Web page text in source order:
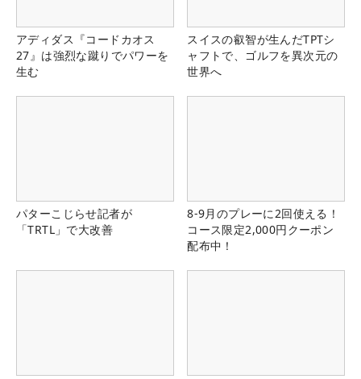
アディダス『コードカオス
27』は強烈な蹴りでパワーを
生む
スイスの叡智が生んだTPTシ
ャフトで、ゴルフを異次元の
世界へ
パターこじらせ記者が
「TRTL」で大改善
8-9月のプレーに2回使える！
コース限定2,000円クーポン
配布中！